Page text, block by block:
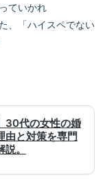
ていかれ
、「ハイスペでない